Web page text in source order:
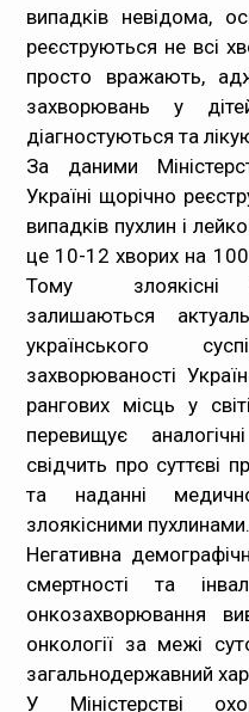
випадків невідома,
реєструються не всі
просто вражають,
захворювань у
діагностуються та
За даними
Україні щорічно
випадків пухлин і
це 10-12 хворих на
Тому злоякісні
залишаються
українського
захворюваності
рангових місць у
перевищує
свідчить про суттєві
та наданні
злоякісними пухлинами.
Негативна
смертності та
онкозахворювання
онкології за межі
загальнодержавний
У Міністерстві